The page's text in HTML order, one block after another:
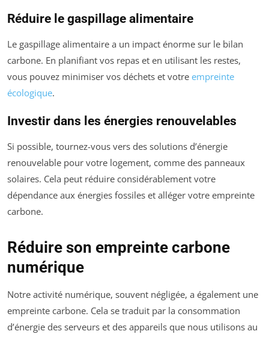
Réduire le gaspillage alimentaire
Le gaspillage alimentaire a un impact énorme sur le bilan
carbone. En planifiant vos repas et en utilisant les restes,
vous pouvez minimiser vos déchets et votre empreinte
écologique.
Investir dans les énergies renouvelables
Si possible, tournez-vous vers des solutions d’énergie
renouvelable pour votre logement, comme des panneaux
solaires. Cela peut réduire considérablement votre
dépendance aux énergies fossiles et alléger votre empreinte
carbone.
Réduire son empreinte carbone
numérique
Notre activité numérique, souvent négligée, a également une
empreinte carbone. Cela se traduit par la consommation
d’énergie des serveurs et des appareils que nous utilisons au